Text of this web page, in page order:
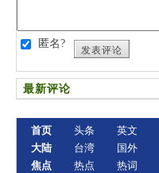
匿名?
发表评论
最新评论
首页
大陆
焦点
头条
台湾
热点
英文
国外
热词